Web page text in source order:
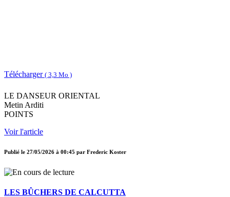
Télécharger ( 3,3 Mo )
LE DANSEUR ORIENTAL
Metin Arditi
POINTS
Voir l'article
Publié le 27/05/2026 à 00:45 par Frederic Koster
LES BÛCHERS DE CALCUTTA